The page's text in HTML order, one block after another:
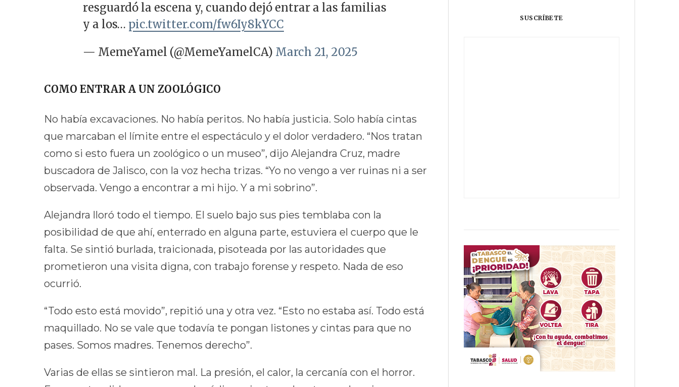
resguardó la escena y, cuando dejó entrar a las familias
y a los… pic.twitter.com/fw6Iy8kYCC
— MemeYamel (@MemeYamelCA) March 21, 2025
COMO ENTRAR A UN ZOOLÓGICO
No había excavaciones. No había peritos. No había justicia. Solo había cintas
que marcaban el límite entre el espectáculo y el dolor verdadero. “Nos tratan
como si esto fuera un zoológico o un museo”, dijo Alejandra Cruz, madre
buscadora de Jalisco, con la voz hecha trizas. “Yo no vengo a ver ruinas ni a ser
observada. Vengo a encontrar a mi hijo. Y a mi sobrino”.
Alejandra lloró todo el tiempo. El suelo bajo sus pies temblaba con la
posibilidad de que ahí, enterrado en alguna parte, estuviera el cuerpo que le
falta. Se sintió burlada, traicionada, pisoteada por las autoridades que
prometieron una visita digna, con trabajo forense y respeto. Nada de eso
ocurrió.
“Todo esto está movido”, repitió una y otra vez. “Esto no estaba así. Todo está
maquillado. No se vale que todavía te pongan listones y cintas para que no
pases. Somos madres. Tenemos derecho”.
Varias de ellas se sintieron mal. La presión, el calor, la cercanía con el horror.
SUSCRÍBETE